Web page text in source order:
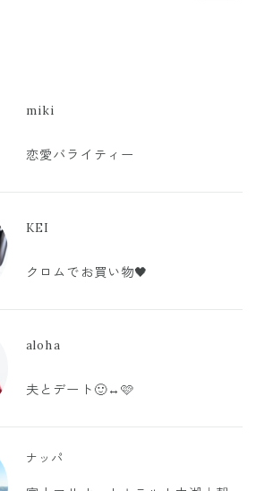
miki
恋愛バライティー
KEI
クロムでお買い物🖤
aloha
夫とデート🙂‍↔️🩷
ナッパ